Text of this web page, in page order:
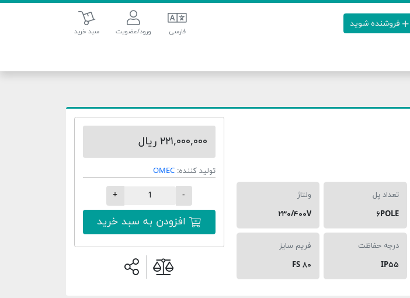
فروشنده شوید
فارسی ورود/عضویت
سبد خرید
سبد خرید
تعداد پل
۶POLE
ولتاژ
۲۳۰/۴۰۰V
درجه حفاظت
IP۵۵
فریم سایز
FS ۸۰
۲۲۱,۰۰۰,۰۰۰ ریال
تولید کننده: OMEC
-
+
افزودن به سبد خرید